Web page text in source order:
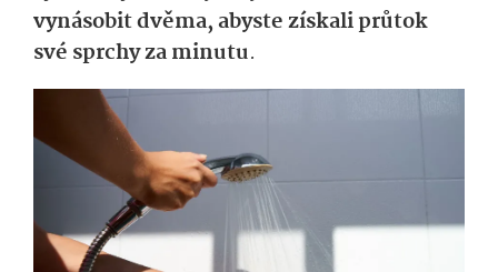
vynásobit dvěma, abyste získali průtok
své sprchy za minutu.